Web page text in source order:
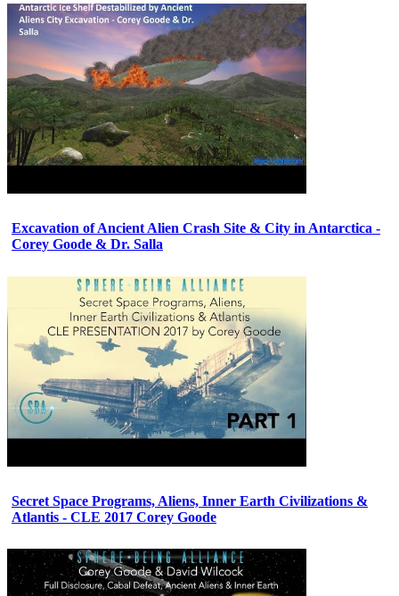
Excavation of Ancient Alien Crash Site & City in Antarctica -
Corey Goode & Dr. Salla
Secret Space Programs, Aliens, Inner Earth Civilizations &
Atlantis - CLE 2017 Corey Goode